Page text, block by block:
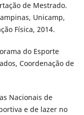
de Mestrado.
Unicamp,
Física, 2014.
do Esporte
Coordenação de
Nacionais de
e de lazer no